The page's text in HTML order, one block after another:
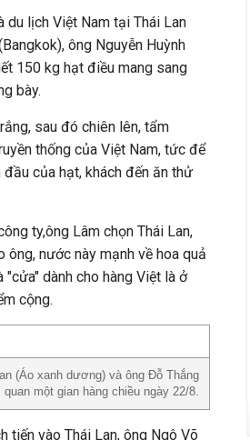
du lịch Việt Nam tại Thái Lan
ông Nguyễn Huỳnh
150 kg hạt điều mang sang
bày.
sau đó chiên lên, tẩm
thống của Việt Nam, tức để
của hạt, khách đến ăn thử
ty,ông Lâm chọn Thái Lan,
nước này mạnh về hoa quả
"cửa" dành cho hàng Việt là ở
cộng.
(Áo xanh dương) và ông Đỗ Thắng
một gian hàng chiều ngày 22/8.
tiến vào Thái Lan, ông Ngô Võ